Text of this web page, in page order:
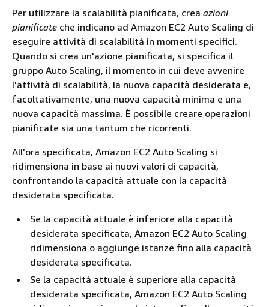
Per utilizzare la scalabilità pianificata, crea azioni
pianificate che indicano ad Amazon EC2 Auto Scaling di
eseguire attività di scalabilità in momenti specifici.
Quando si crea un'azione pianificata, si specifica il
gruppo Auto Scaling, il momento in cui deve avvenire
l'attività di scalabilità, la nuova capacità desiderata e,
facoltativamente, una nuova capacità minima e una
nuova capacità massima. È possibile creare operazioni
pianificate sia una tantum che ricorrenti.
All'ora specificata, Amazon EC2 Auto Scaling si
ridimensiona in base ai nuovi valori di capacità,
confrontando la capacità attuale con la capacità
desiderata specificata.
Se la capacità attuale è inferiore alla capacità
desiderata specificata, Amazon EC2 Auto Scaling
ridimensiona o aggiunge istanze fino alla capacità
desiderata specificata.
Se la capacità attuale è superiore alla capacità
desiderata specificata, Amazon EC2 Auto Scaling